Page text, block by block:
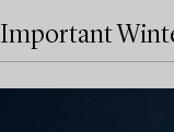
Important